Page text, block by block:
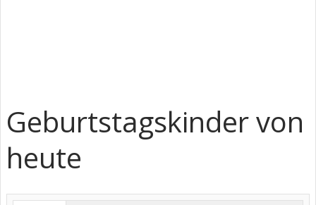
Geburtstagskinder von
heute